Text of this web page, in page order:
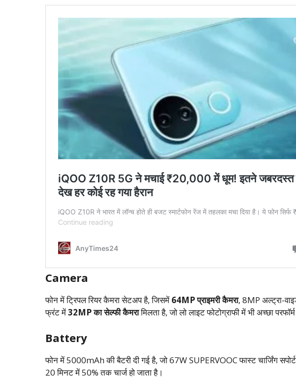
Camera
फोन में ट्रिपल रियर कैमरा सेटअप है, जिसमें 64MP प्राइमरी कैमरा, 8MP अल्ट्रा-
फ्रंट में32MP का सेल्फी कैमरामिलता है, जो लो लाइट फोटोग्राफी में भी अच्छा
Battery
फोन में 5000mAh की बैटरी दी गई है, जो 67W SUPERVOOC फास्ट चार्जिंग
20 मिनट में 50% तक चार्ज हो जाता है।